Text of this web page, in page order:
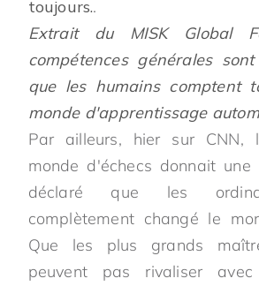
toujours..
Extrait du MISK Global
compétences générales
que les humains comptent
monde d'apprentissage
Par ailleurs, hier sur CNN,
monde d'échecs donnait
déclaré que les
complètement changé le
Que les plus grands
peuvent pas rivaliser